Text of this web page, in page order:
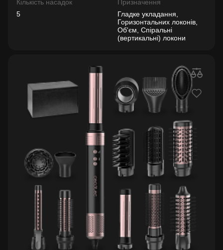
Кількість насадок
5
Призначення
Гладке укладання,
Горизонтальних локонів,
Об'єм, Спіральні
(вертикальні) локони